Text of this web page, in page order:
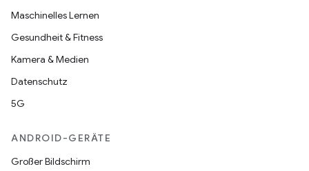
Maschinelles Lernen
Gesundheit & Fitness
Kamera & Medien
Datenschutz
5G
ANDROID-GERÄTE
Großer Bildschirm